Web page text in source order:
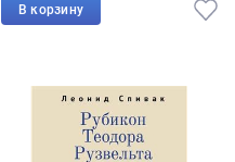
В корзину